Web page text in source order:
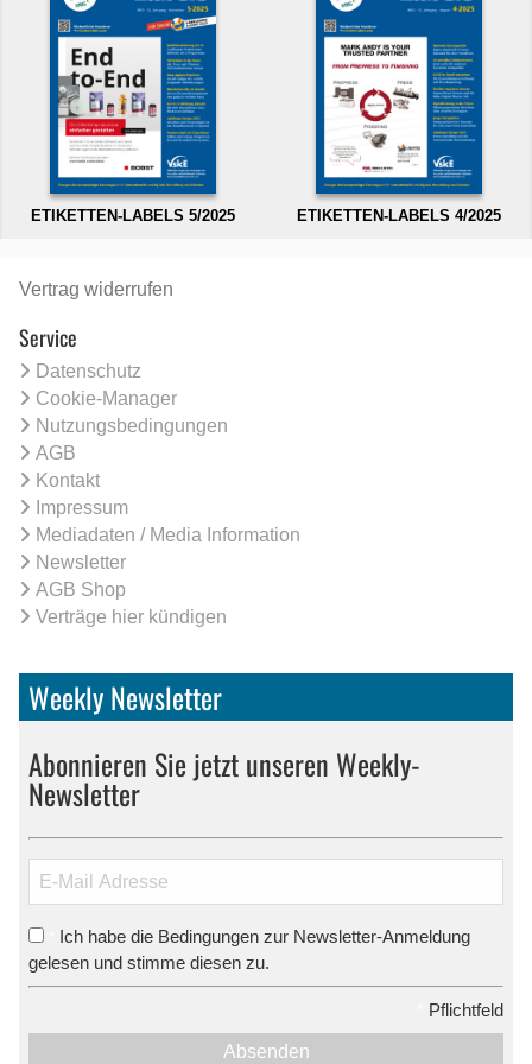
ETIKETTEN-LABELS 5/2025 ETIKETTEN-LABELS 4/2025
Vertrag widerrufen
Service
Datenschutz
Cookie-Manager
Nutzungsbedingungen
AGB
Kontakt
Impressum
Mediadaten / Media Information
Newsletter
AGB Shop
Verträge hier kündigen
Weekly Newsletter
Abonnieren Sie jetzt unseren Weekly-
Newsletter
Ich habe die Bedingungen zur Newsletter-Anmeldung
gelesen und stimme diesen zu.
Pflichtfeld
Absenden